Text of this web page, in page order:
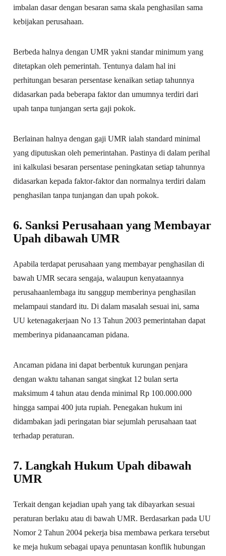
imbalan dasar dengan besaran sama skala penghasilan sama
kebijakan perusahaan.
Berbeda halnya dengan UMR yakni standar minimum yang
ditetapkan oleh pemerintah. Tentunya dalam hal ini
perhitungan besaran persentase kenaikan setiap tahunnya
didasarkan pada beberapa faktor dan umumnya terdiri dari
upah tanpa tunjangan serta gaji pokok.
Berlainan halnya dengan gaji UMR ialah standard minimal
yang diputuskan oleh pemerintahan. Pastinya di dalam perihal
ini kalkulasi besaran persentase peningkatan setiap tahunnya
didasarkan kepada faktor-faktor dan normalnya terdiri dalam
penghasilan tanpa tunjangan dan upah pokok.
6. Sanksi Perusahaan yang Membayar
Upah dibawah UMR
Apabila terdapat perusahaan yang membayar penghasilan di
bawah UMR secara sengaja, walaupun kenyataannya
perusahaanlembaga itu sanggup memberinya penghasilan
melampaui standard itu. Di dalam masalah sesuai ini, sama
UU ketenagakerjaan No 13 Tahun 2003 pemerintahan dapat
memberinya pidanaancaman pidana.
Ancaman pidana ini dapat berbentuk kurungan penjara
dengan waktu tahanan sangat singkat 12 bulan serta
maksimum 4 tahun atau denda minimal Rp 100.000.000
hingga sampai 400 juta rupiah. Penegakan hukum ini
didambakan jadi peringatan biar sejumlah perusahaan taat
terhadap peraturan.
7. Langkah Hukum Upah dibawah
UMR
Terkait dengan kejadian upah yang tak dibayarkan sesuai
peraturan berlaku atau di bawah UMR. Berdasarkan pada UU
Nomor 2 Tahun 2004 pekerja bisa membawa perkara tersebut
ke meja hukum sebagai upaya penuntasan konflik hubungan